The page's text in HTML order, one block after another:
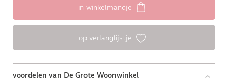
in winkelmandje
op verlanglijstje
voordelen van De Grote Woonwinkel